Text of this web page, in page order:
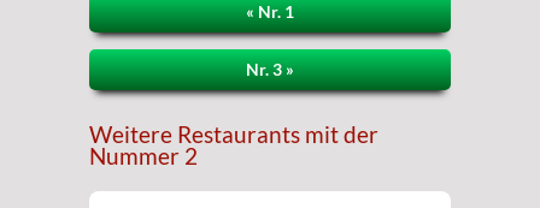
« Nr. 1
Nr. 3 »
Weitere Restaurants mit der
Nummer 2